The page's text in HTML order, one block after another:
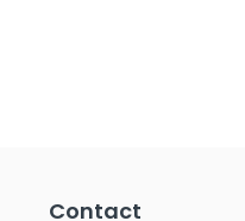
Contact